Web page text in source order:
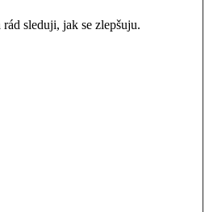
sleduji, jak se zlepšuju.